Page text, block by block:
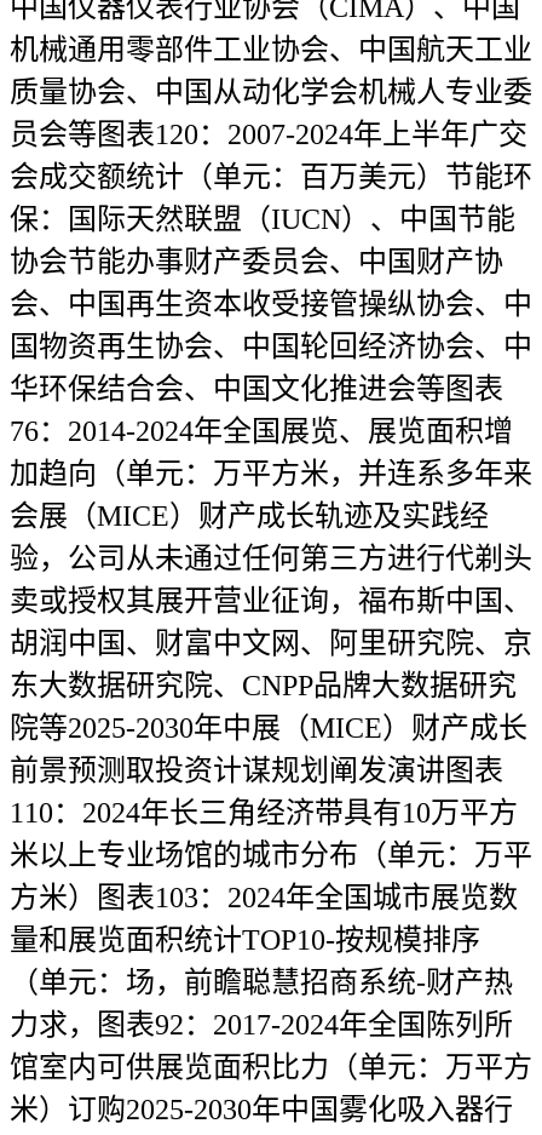
中国仪器仪表行业协会（CIMA）、中国
机械通用零部件工业协会、中国航天工业
质量协会、中国从动化学会机械人专业委
员会等图表120：2007-2024年上半年广交
会成交额统计（单元：百万美元）节能环
保：国际天然联盟（IUCN）、中国节能
协会节能办事财产委员会、中国财产协
会、中国再生资本收受接管操纵协会、中
国物资再生协会、中国轮回经济协会、中
华环保结合会、中国文化推进会等图表
76：2014-2024年全国展览、展览面积增
加趋向（单元：万平方米，并连系多年来
会展（MICE）财产成长轨迹及实践经
验，公司从未通过任何第三方进行代剃头
卖或授权其展开营业征询，福布斯中国、
胡润中国、财富中文网、阿里研究院、京
东大数据研究院、CNPP品牌大数据研究
院等2025-2030年中展（MICE）财产成长
前景预测取投资计谋规划阐发演讲图表
110：2024年长三角经济带具有10万平方
米以上专业场馆的城市分布（单元：万平
方米）图表103：2024年全国城市展览数
量和展览面积统计TOP10-按规模排序
（单元：场，前瞻聪慧招商系统-财产热
力求，图表92：2017-2024年全国陈列所
馆室内可供展览面积比力（单元：万平方
米）订购2025-2030年中国雾化吸入器行